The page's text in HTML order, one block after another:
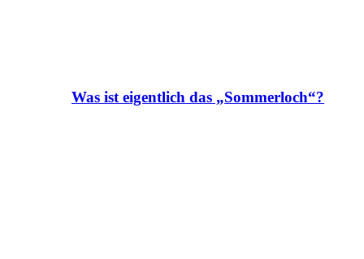
Was ist eigentlich das „Sommerloch“?